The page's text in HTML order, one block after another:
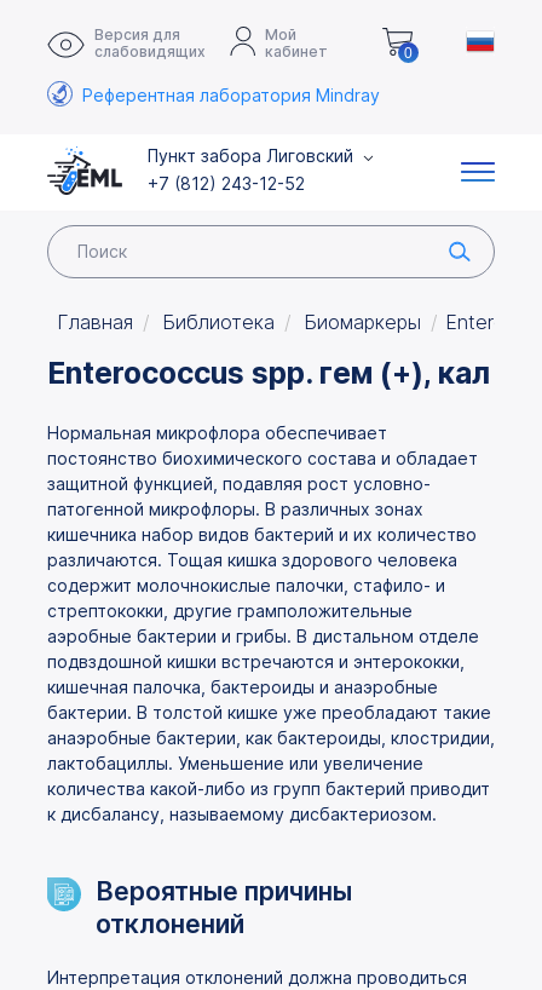
Версия для
слабовидящих
Мой
кабинет
0
Референтная лаборатория Mindray
Пункт забора Лиговский
+7 (812) 243-12-52
Главная Библиотека Биомаркеры
Enterococcus spp. гем (+), кал
Нормальная микрофлора обеспечивает
постоянство биохимического состава и обладает
защитной функцией, подавляя рост условно-
патогенной микрофлоры. В различных зонах
кишечника набор видов бактерий и их количество
различаются. Тощая кишка здорового человека
содержит молочнокислые палочки, стафило- и
стрептококки, другие грамположительные
аэробные бактерии и грибы. В дистальном отделе
подвздошной кишки встречаются и энтерококки,
кишечная палочка, бактероиды и анаэробные
бактерии. В толстой кишке уже преобладают такие
анаэробные бактерии, как бактероиды, клостридии,
лактобациллы. Уменьшение или увеличение
количества какой-либо из групп бактерий приводит
к дисбалансу, называемому дисбактериозом.
Вероятные причины
отклонений
Интерпретация отклонений должна проводиться